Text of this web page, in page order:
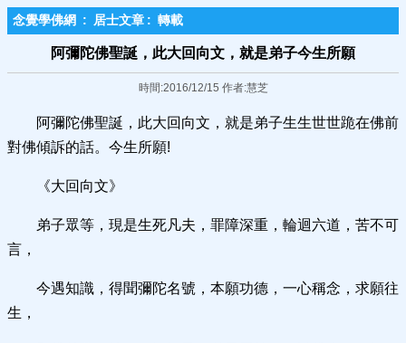
念覺學佛網 : 居士文章 : 轉載
阿彌陀佛聖誕，此大回向文，就是弟子今生所願
時間:2016/12/15 作者:慧芝
阿彌陀佛聖誕，此大回向文，就是弟子生生世世跪在佛前
對佛傾訴的話。今生所願!
《大回向文》
弟子眾等，現是生死凡夫，罪障深重，輪迴六道，苦不可
言，
今遇知識，得聞彌陀名號，本願功德，一心稱念，求願往
生，